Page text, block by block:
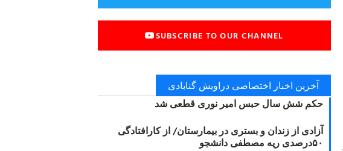
SUBSCRIBE TO OUR CHANNEL
آخرین اخبار اختصاصی دراویش گنابادی
حکم شش سال حبس امیر نوری قطعی شد
آزادی از زندان و بستری در بیمارستان/ از کارافتادگی
۵۰درصدی ریه مصطفی دانشجو